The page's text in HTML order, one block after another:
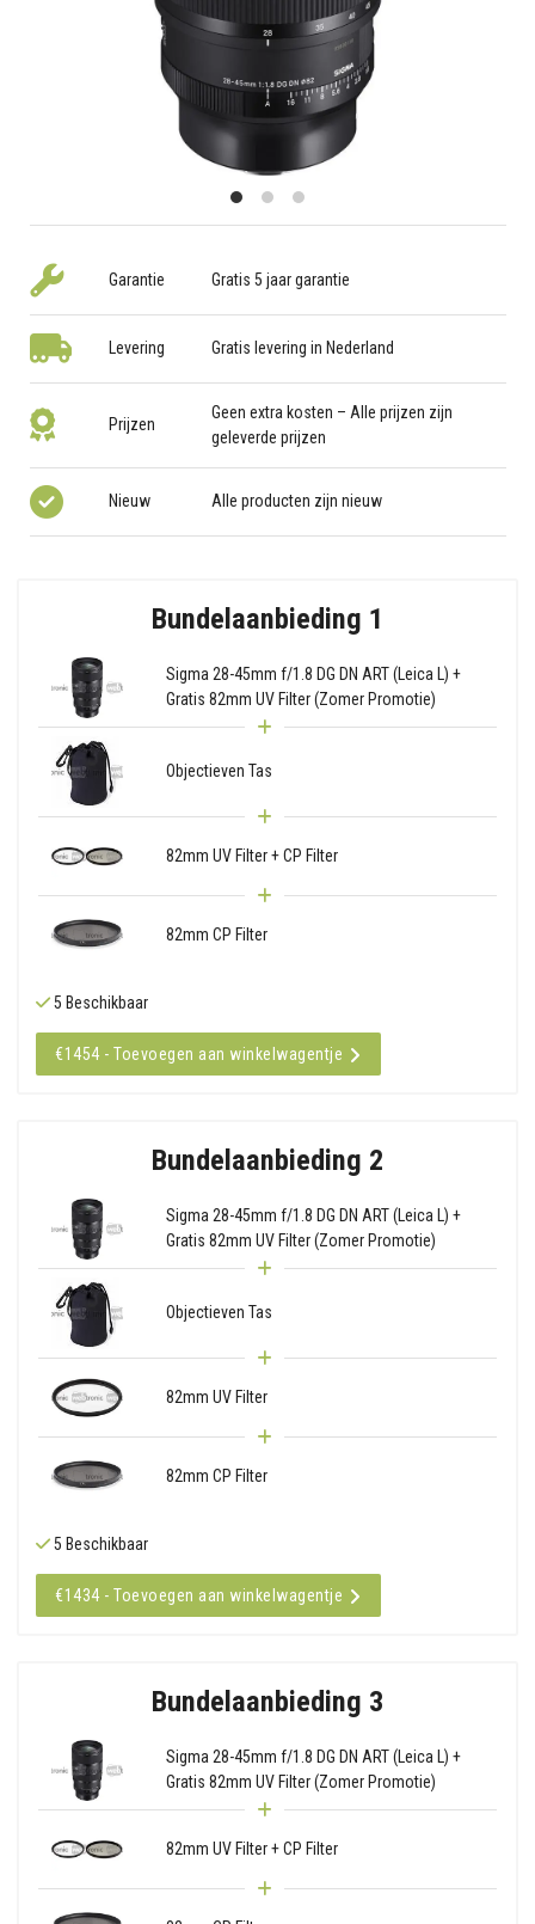
Garantie Gratis 5 jaar garantie
Levering Gratis levering in Nederland
Prijzen
Geen extra kosten – Alle prijzen zijn
geleverde prijzen
Nieuw Alle producten zijn nieuw
Bundelaanbieding 1
Sigma 28-45mm f/1.8 DG DN ART (Leica L) +
Gratis 82mm UV Filter (Zomer Promotie)
Objectieven Tas
82mm UV Filter + CP Filter
82mm CP Filter
5 Beschikbaar
€1454 - Toevoegen aan winkelwagentje
Bundelaanbieding 2
Sigma 28-45mm f/1.8 DG DN ART (Leica L) +
Gratis 82mm UV Filter (Zomer Promotie)
Objectieven Tas
82mm UV Filter
82mm CP Filter
5 Beschikbaar
€1434 - Toevoegen aan winkelwagentje
Bundelaanbieding 3
Sigma 28-45mm f/1.8 DG DN ART (Leica L) +
Gratis 82mm UV Filter (Zomer Promotie)
82mm UV Filter + CP Filter